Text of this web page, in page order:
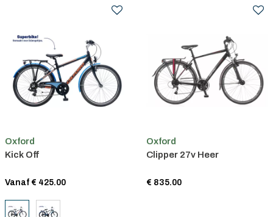
Oxford
Kick Off
Vanaf € 425.00
Oxford
Clipper 27v Heer
€ 835.00